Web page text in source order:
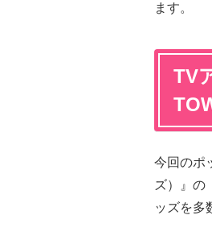
ます。
TV
今回のポ
ズ）』の
ッズを多